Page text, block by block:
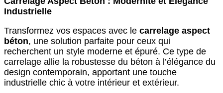
Industrielle
Transformez vos espaces avec le carrelage aspect
béton, une solution parfaite pour ceux qui
recherchent un style moderne et épuré. Ce type de
carrelage allie la robustesse du béton à l’élégance du
design contemporain, apportant une touche
industrielle chic à votre intérieur et extérieur.